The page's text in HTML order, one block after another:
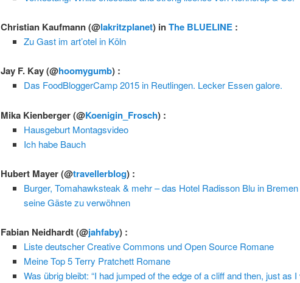
Christian Kaufmann(@lakritzplanet) inThe BLUELINE :
Zu Gast im art’otel in Köln
Jay F. Kay(@hoomygumb) :
Das FoodBloggerCamp 2015 in Reutlingen. Lecker Essen galore.
Mika Kienberger(@Koenigin_Frosch) :
Hausgeburt Montagsvideo
Ich habe Bauch
Hubert Mayer(@travellerblog) :
Burger, Tomahawksteak & mehr – das Hotel Radisson Blu in
seine Gäste zu verwöhnen
Fabian Neidhardt(@jahfaby) :
Liste deutscher Creative Commons und Open Source Romane
Meine Top 5 Terry Pratchett Romane
Was übrig bleibt: “I had jumped of the edge of a cliff and then, just as